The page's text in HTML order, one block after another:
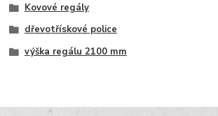
Kovové regály
dřevotřískové police
výška regálu 2100 mm